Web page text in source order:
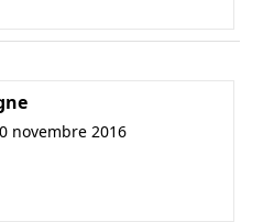
novembre 2016